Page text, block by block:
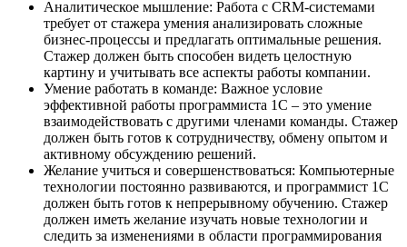
Аналитическое мышление: Работа с CRM-системами
требует от стажера умения анализировать сложные
бизнес-процессы и предлагать оптимальные решения.
Стажер должен быть способен видеть целостную
картину и учитывать все аспекты работы компании.
Умение работать в команде: Важное условие
эффективной работы программиста 1С – это умение
взаимодействовать с другими членами команды. Стажер
должен быть готов к сотрудничеству, обмену опытом и
активному обсуждению решений.
Желание учиться и совершенствоваться: Компьютерные
технологии постоянно развиваются, и программист 1С
должен быть готов к непрерывному обучению. Стажер
должен иметь желание изучать новые технологии и
следить за изменениями в области программирования